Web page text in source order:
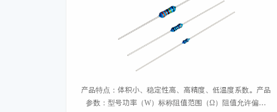
产品特点：体积小、稳定性高、高精度、低温度系数。产品
参数：型号功率（W）标称阻值范围（Ω）阻值允许偏差